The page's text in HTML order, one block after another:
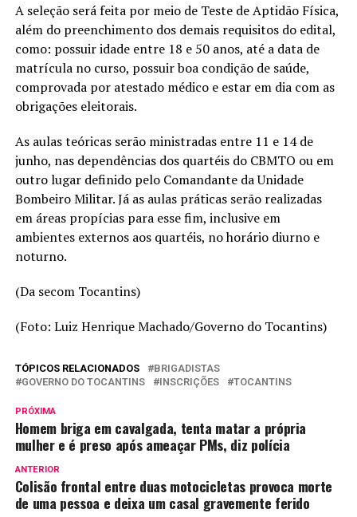
A seleção será feita por meio de Teste de Aptidão Física,
além do preenchimento dos demais requisitos do edital,
como: possuir idade entre 18 e 50 anos, até a data de
matrícula no curso, possuir boa condição de saúde,
comprovada por atestado médico e estar em dia com as
obrigações eleitorais.
As aulas teóricas serão ministradas entre 11 e 14 de
junho, nas dependências dos quartéis do CBMTO ou em
outro lugar definido pelo Comandante da Unidade
Bombeiro Militar. Já as aulas práticas serão realizadas
em áreas propícias para esse fim, inclusive em
ambientes externos aos quartéis, no horário diurno e
noturno.
(Da secom Tocantins)
(Foto: Luiz Henrique Machado/Governo do Tocantins)
TÓPICOS RELACIONADOS
BRIGADISTAS
GOVERNO DO TOCANTINS
INSCRIÇÕES TOCANTINS
PRÓXIMA
Homem briga em cavalgada, tenta matar a própria
mulher e é preso após ameaçar PMs, diz polícia
ANTERIOR
Colisão frontal entre duas motocicletas provoca morte
de uma pessoa e deixa um casal gravemente ferido